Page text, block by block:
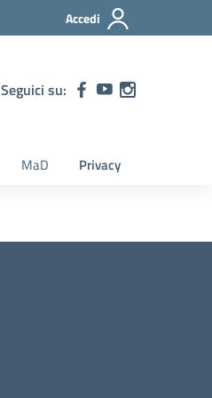
Accedi
Seguici su:
MaD Privacy